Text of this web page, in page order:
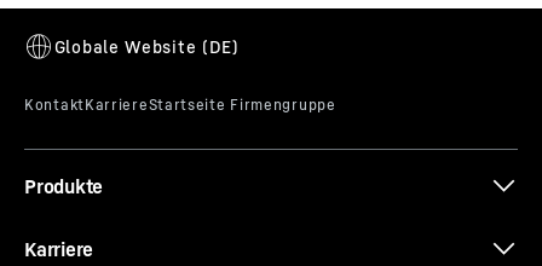
Produkte
Karriere